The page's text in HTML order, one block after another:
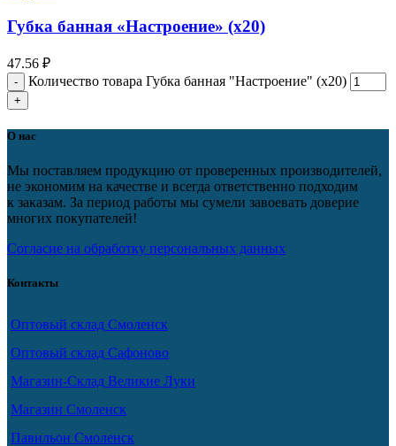
Губка банная «Настроение» (х20)
47.56 ₽
Количество товара Губка банная "Настроение" (х20)
О нас
Мы поставляем продукцию от проверенных производителей,
не экономим на качестве и всегда ответственно подходим
к заказам. За период работы мы сумели завоевать доверие
многих покупателей!
Согласие на обработку персональных данных
Контакты
Оптовый склад Смоленск
Оптовый склад Сафоново
Магазин-Склад Великие Луки
Магазин Смоленск
Павильон Смоленск